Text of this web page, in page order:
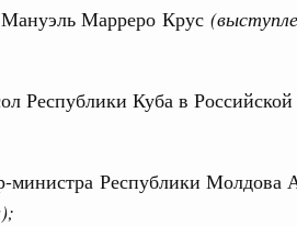
Марреро Крус
Республики Куба в
Республики Молдова
почти на треть
«ДОМ.РФ»
4,3%, въездной –